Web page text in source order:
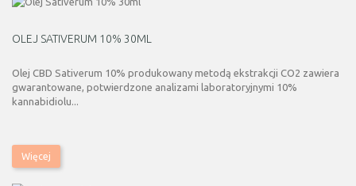
OLEJ SATIVERUM 10% 30ML
Olej CBD Sativerum 10% produkowany metodą ekstrakcji CO2 zawiera
gwarantowane, potwierdzone analizami laboratoryjnymi 10%
kannabidiolu...
Więcej